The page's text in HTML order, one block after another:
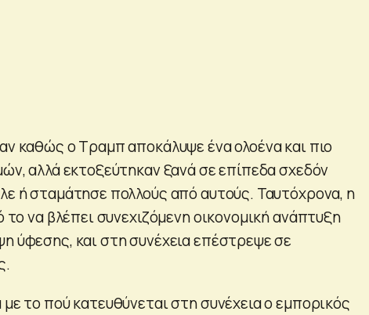
καθώς ο Τραμπ αποκάλυψε ένα ολοένα και πιο
αλλά εκτοξεύτηκαν ξανά σε επίπεδα σχεδόν
ή σταμάτησε πολλούς από αυτούς. Ταυτόχρονα, η
να βλέπει συνεχιζόμενη οικονομική ανάπτυξη
ύφεσης, και στη συνέχεια επέστρεψε σε
το πού κατευθύνεται στη συνέχεια ο εμπορικός